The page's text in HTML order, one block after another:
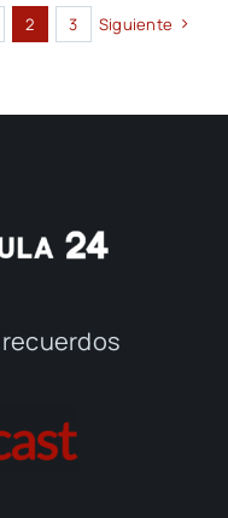
2 3 Siguiente